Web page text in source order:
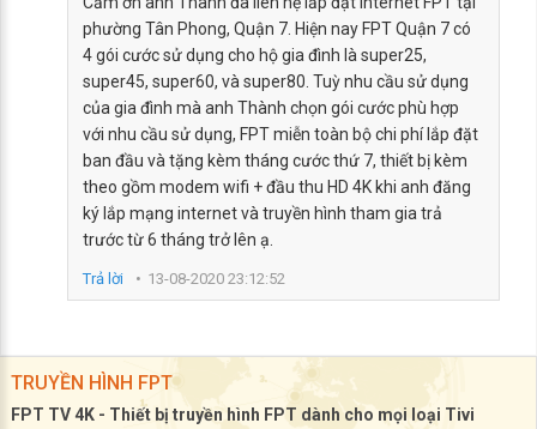
phường Tân Phong, Quận 7. Hiện nay FPT Quận 7 có
4 gói cước sử dụng cho hộ gia đình là super25,
super45, super60, và super80. Tuỳ nhu cầu sử dụng
của gia đình mà anh Thành chọn gói cước phù hợp
với nhu cầu sử dụng, FPT miễn toàn bộ chi phí lắp đặt
ban đầu và tặng kèm tháng cước thứ 7, thiết bị kèm
theo gồm modem wifi + đầu thu HD 4K khi anh đăng
ký lắp mạng internet và truyền hình tham gia trả
trước từ 6 tháng trở lên ạ.
Trả lời 13-08-2020 23:12:52
TRUYỀN HÌNH FPT
FPT TV 4K - Thiết bị truyền hình FPT dành cho mọi loại Tivi